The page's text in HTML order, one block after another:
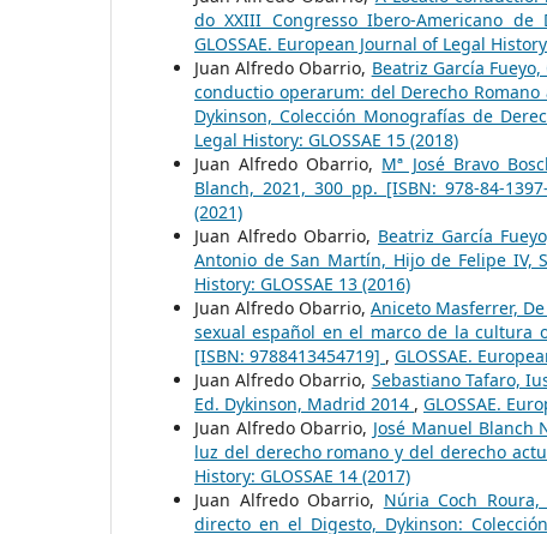
do XXIII Congresso Ibero-Americano
GLOSSAE. European Journal of Legal
Juan Alfredo Obarrio, Beatriz García
conductio operarum: del Derecho
Dykinson, Colección Monografías de
Legal History: GLOSSAE 15 (2018)
Juan Alfredo Obarrio, Mª José Bravo
Blanch, 2021, 300 pp. [ISBN: 978-84-
(2021)
Juan Alfredo Obarrio, Beatriz García
Antonio de San Martín, Hijo de Felipe IV,
History: GLOSSAE 13 (2016)
Juan Alfredo Obarrio, Aniceto Masferrer,
sexual español en el marco de la cultura
[ISBN: 9788413454719] , GLOSSAE.
Juan Alfredo Obarrio, Sebastiano Tafaro,
Ed. Dykinson, Madrid 2014 , GLOSSAE.
Juan Alfredo Obarrio, José Manuel Blanch
luz del derecho romano y del derecho
History: GLOSSAE 14 (2017)
Juan Alfredo Obarrio, Núria Coch
directo en el Digesto, Dykinson: